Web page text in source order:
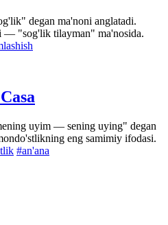
degan ma'noni anglatadi.
— "sog'lik tilayman" ma'nosida.
uyim — sening uying" degan
eng samimiy ifodasi.
#an'ana